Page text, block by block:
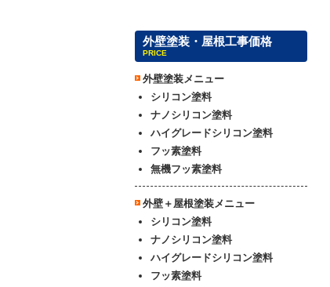
外壁塗装・屋根工事価格
PRICE
外壁塗装メニュー
シリコン塗料
ナノシリコン塗料
ハイグレードシリコン塗料
フッ素塗料
無機フッ素塗料
外壁＋屋根塗装メニュー
シリコン塗料
ナノシリコン塗料
ハイグレードシリコン塗料
フッ素塗料